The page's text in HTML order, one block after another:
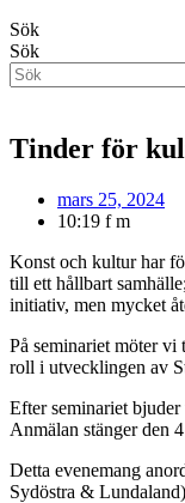
Sök
Sök
Tinder för
mars 25, 2024
10:19 f m
Konst och kultur har
till ett hållbart
initiativ, men mycket
På seminariet möter
roll i utvecklingen av
Efter seminariet
Anmälan stänger den
Detta evenemang
Sydöstra &